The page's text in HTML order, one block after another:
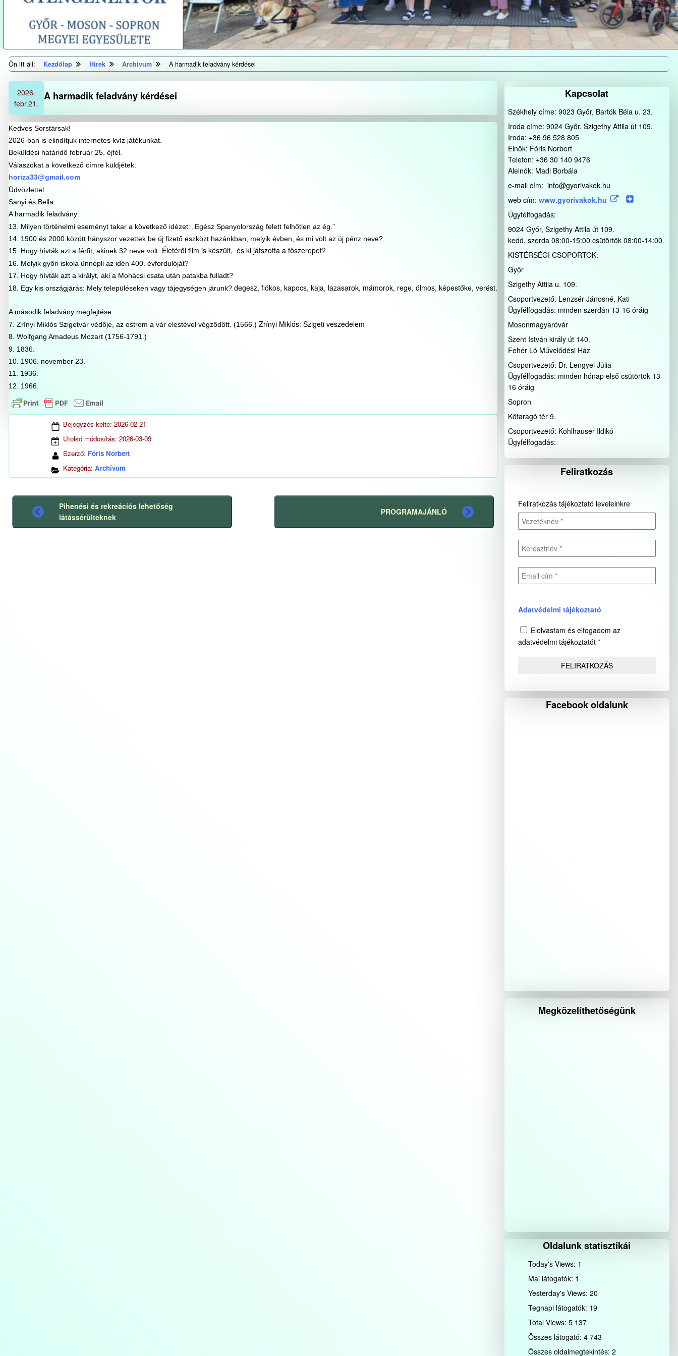
Ön itt áll: Kezdőlap Hírek Archívum A harmadik feladvány kérdései
A harmadik feladvány kérdései
2026.
febr.21.
Kedves Sorstársak!
2026-ban is elindítjuk internetes kvíz játékunkat.
Beküldési határidő február 25. éjfél.
Válaszokat a következő címre küldjétek:
horiza33@gmail.com
Üdvözlettel
Sanyi és Bella
A harmadik feladvány:
13. Milyen történelmi eseményt takar a következő idézet: „Egész Spanyolország felett felhőtlen az ég.”
14. 1900 és 2000 között hányszor vezettek be új fizető eszközt hazánkban, melyik évben, és mi volt az új pénz neve?
15. Hogy hívták azt a férfit, akinek 32 neve volt. Életéről film is készült, és ki játszotta a főszerepet?
16. Melyik győri iskola ünnepli az idén 400. évfordulóját?
17. Hogy hívták azt a királyt, aki a Mohácsi csata után patakba fulladt?
18. Egy kis országjárás: Mely településeken vagy tájegységen járunk? degesz, fiókos, kapocs, kaja, lazasarok, mámorok, rege, ólmos, képestőke, verést.
A második feladvány megfejtése:
7. Zrínyi Miklós Szigetvár védője, az ostrom a vár elestével végződött. (1566.) Zrínyi Miklós: Szigeti veszedelem
8. Wolfgang Amadeus Mozart (1756-1791.)
9. 1836.
10. 1906. november 23.
11. 1936.
12. 1966.
Bejegyzés kelte: 2026-02-21
Utolsó módosítás: 2026-03-09
Szerző: Fóris Norbert
Kategória: Archívum
Előző
bejegyzés
Pihenési és rekreációs lehetőség
látássérülteknek
bejegyzés
PROGRAMAJÁNLÓ
Kapcsolat
Székhely címe: 9023 Győr, Bartók Béla u. 23.
Iroda címe: 9024 Győr, Szigethy Attila út 109.
Iroda: +36 96 528 805
Elnök: Fóris Norbert
Telefon: +36 30 140 9476
Alelnök: Madi Borbála
e-mail cím: info@gyorivakok.hu
web cím: www.gyorivakok.hu
Ügyfélfogadás:
9024 Győr, Szigethy Attila út 109.
kedd, szerda 08:00-15:00 csütörtök 08:00-14:00
KISTÉRSÉGI CSOPORTOK:
Győr
Szigethy Attila u. 109.
Csoportvezető: Lenzsér Jánosné, Kati
Ügyfélfogadás: minden szerdán 13-16 óráig
Mosonmagyaróvár
Szent István király út 140.
Fehér Ló Művelődési Ház
Csoportvezető: Dr. Lengyel Júlia
Ügyfélfogadás: minden hónap első csütörtök 13-
16 óráig
Sopron
Kőfaragó tér 9.
Csoportvezető: Kohlhauser Ildikó
Ügyfélfogadás:
Feliratkozás
Feliratkozás tájékoztató leveleinkre
Adatvédelmi tájékoztató
Elolvastam és elfogadom az
adatvédelmi tájékoztatót *
Facebook oldalunk
Megközelíthetőségünk
Oldalunk statisztikái
Today's Views: 1
Mai látogatók: 1
Yesterday's Views:20
Tegnapi látogatók: 19
Total Views:5 137
Összes látogató:4 743
Összes oldalmegtekintés:2